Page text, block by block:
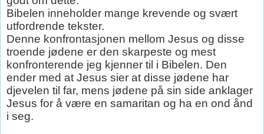
Bibelen inneholder mange krevende og svært
utfordrende tekster.
Denne konfrontasjonen mellom Jesus og disse
troende jødene er den skarpeste og mest
konfronterende jeg kjenner til i Bibelen. Den
ender med at Jesus sier at disse jødene har
djevelen til far, mens jødene på sin side anklager
Jesus for å være en samaritan og ha en ond ånd
i seg.